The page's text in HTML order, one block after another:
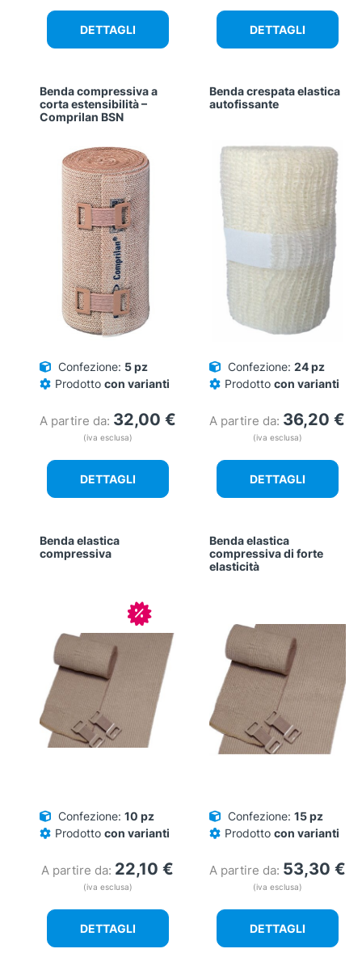
DETTAGLI DETTAGLI
​Benda compressiva a
corta estensibilità​ –
Comprilan BSN
Confezione: 5 pz
Prodotto con varianti
A partire da: 32,00 €
(iva esclusa)
DETTAGLI
Benda crespata elastica
autofissante
Confezione: 24 pz
Prodotto con varianti
A partire da: 36,20 €
(iva esclusa)
DETTAGLI
Benda elastica
compressiva
In offerta!
Confezione: 10 pz
Prodotto con varianti
A partire da: 22,10 €
(iva esclusa)
DETTAGLI
Benda elastica
compressiva di forte
elasticità
Confezione: 15 pz
Prodotto con varianti
A partire da: 53,30 €
(iva esclusa)
DETTAGLI